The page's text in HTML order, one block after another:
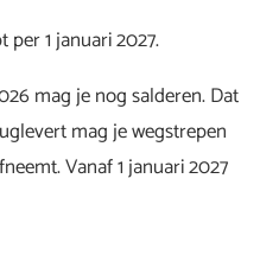
1 januari 2027.
mag je nog salderen. Dat
mag je wegstrepen
Vanaf 1 januari 2027